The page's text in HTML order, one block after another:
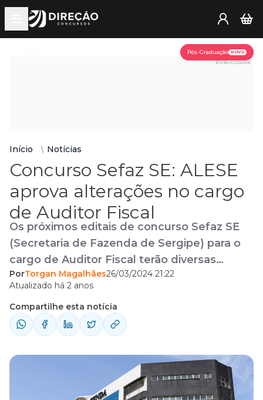
Open main menu
Pós-Graduação NOVO
PUBLICIDADE
Início Notícias
Concurso Sefaz SE: ALESE
aprova alterações no cargo
de Auditor Fiscal
Os próximos editais de concurso Sefaz SE
(Secretaria de Fazenda de Sergipe) para o
cargo de Auditor Fiscal terão diversas
alterações! Foi aprovado, nesta terça-feira
(26), o projeto de lei que promove várias
alterações nos métodos de entrada para o
cargo. De acordo com o PL n° 8/2024, os
PorTorgan Magalhães26/03/2024 21:22
Atualizado há 2 anos
Compartilhe esta notícia